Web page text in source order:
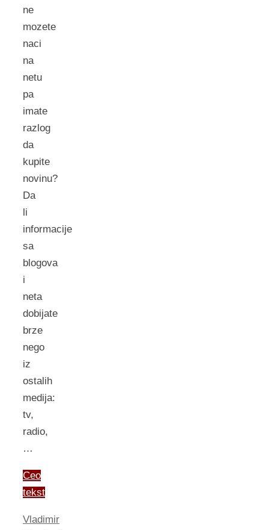
ne
mozete
naci
na
netu
pa
imate
razlog
da
kupite
novinu?
Da
li
informacije
sa
blogova
i
neta
dobijate
brze
nego
iz
ostalih
medija:
tv,
radio,
…
Ceo
tekst
Vladimir